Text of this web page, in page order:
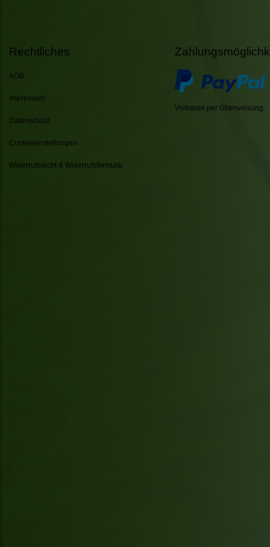
Rechtliches
AGB
Impressum
Datenschutz
Cookieeinstellungen
Widerrufsrecht & Widerrufsformular
Vorkasse per Überweisung